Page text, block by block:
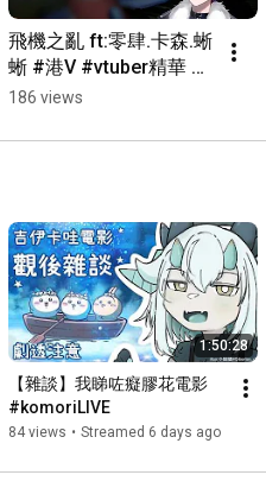
飛機之亂 ft:零肆.卡森.蜥
蜥 #港V #vtuber精華
#hkvtuber #遊戲 #迷魅
186 views
1:50:28
【雜談】我睇咗癡膠花電影
#komoriLIVE
84 views • Streamed 6 days ago